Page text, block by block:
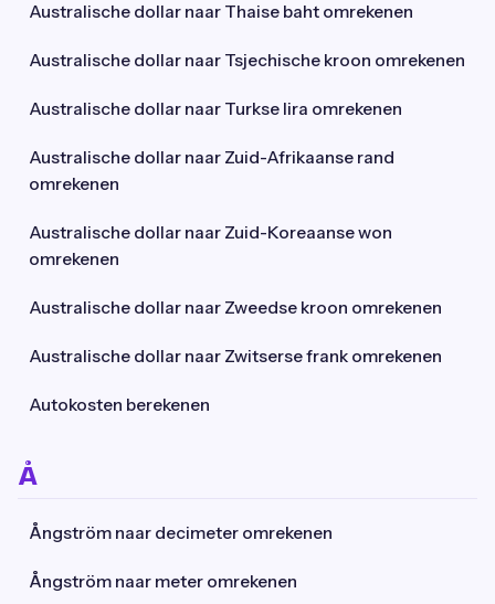
Australische dollar naar Thaise baht omrekenen
Australische dollar naar Tsjechische kroon omrekenen
Australische dollar naar Turkse lira omrekenen
Australische dollar naar Zuid-Afrikaanse rand
omrekenen
Australische dollar naar Zuid-Koreaanse won
omrekenen
Australische dollar naar Zweedse kroon omrekenen
Australische dollar naar Zwitserse frank omrekenen
Autokosten berekenen
Å
Ångström naar decimeter omrekenen
Ångström naar meter omrekenen